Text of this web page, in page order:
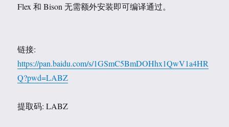
Flex 和 Bison 无需额外安装即可编译通过。
链接:
https://pan.baidu.com/s/1GSmC5BmDOHhx1QwV1a4HR
Q?pwd=LABZ
提取码: LABZ